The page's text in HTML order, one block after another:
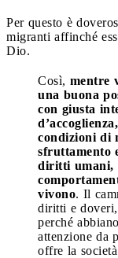
Per questo è
migranti affinché
Dio.
Così, mentre
una buona
con giusta
condizioni di
sfruttamento
diritti umani,
vivono. Il
diritti e
perché
attenzione da
offre la